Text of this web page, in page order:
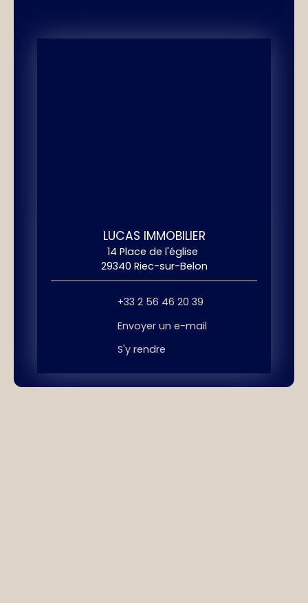
LUCAS IMMOBILIER
14 Place de l'église
29340 Riec-sur-Belon
+33 2 56 46 20 39
Envoyer un e-mail
S'y rendre